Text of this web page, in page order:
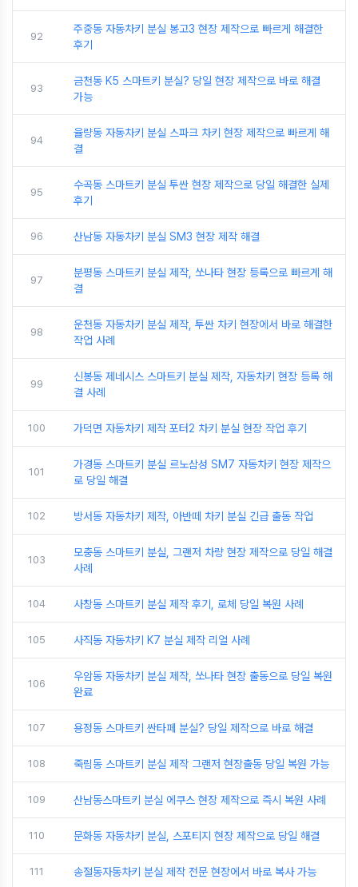
92
주중동 자동차키 분실 봉고3 현장 제작으로 빠르게 해결한
후기
93
금천동 K5 스마트키 분실? 당일 현장 제작으로 바로 해결
가능
94
율량동 자동차키 분실 스파크 차키 현장 제작으로 빠르게 해
결
95
수곡동 스마트키 분실 투싼 현장 제작으로 당일 해결한 실제
후기
96 산남동 자동차키 분실 SM3 현장 제작 해결
97
분평동 스마트키 분실 제작, 쏘나타 현장 등록으로 빠르게 해
결
98
운천동 자동차키 분실 제작, 투싼 차키 현장에서 바로 해결한
작업 사례
99
신봉동 제네시스 스마트키 분실 제작, 자동차키 현장 등록 해
결 사례
100 가덕면 자동차키 제작 포터2 차키 분실 현장 작업 후기
101
가경동 스마트키 분실 르노삼성 SM7 자동차키 현장 제작으
로 당일 해결
102 방서동 자동차키 제작, 아반떼 차키 분실 긴급 출동 작업
103
모충동 스마트키 분실, 그랜저 차량 현장 제작으로 당일 해결
사례
104 사창동 스마트키 분실 제작 후기, 로체 당일 복원 사례
105 사직동 자동차키 K7 분실 제작 리얼 사례
106
우암동 자동차키 분실 제작, 쏘나타 현장 출동으로 당일 복원
완료
107 용정동 스마트키 싼타페 분실? 당일 제작으로 바로 해결
108 죽림동 스마트키 분실 제작 그랜저 현장출동 당일 복원 가능
109 산남동스마트키 분실 에쿠스 현장 제작으로 즉시 복원 사례
110 문화동 자동차키 분실, 스포티지 현장 제작으로 당일 해결
111 송절동자동차키 분실 제작 전문 현장에서 바로 복사 가능